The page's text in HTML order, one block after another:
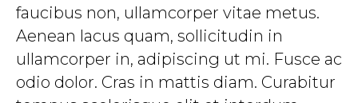
faucibus non, ullamcorper vitae metus.
Aenean lacus quam, sollicitudin in
ullamcorper in, adipiscing ut mi. Fusce ac
odio dolor. Cras in mattis diam. Curabitur